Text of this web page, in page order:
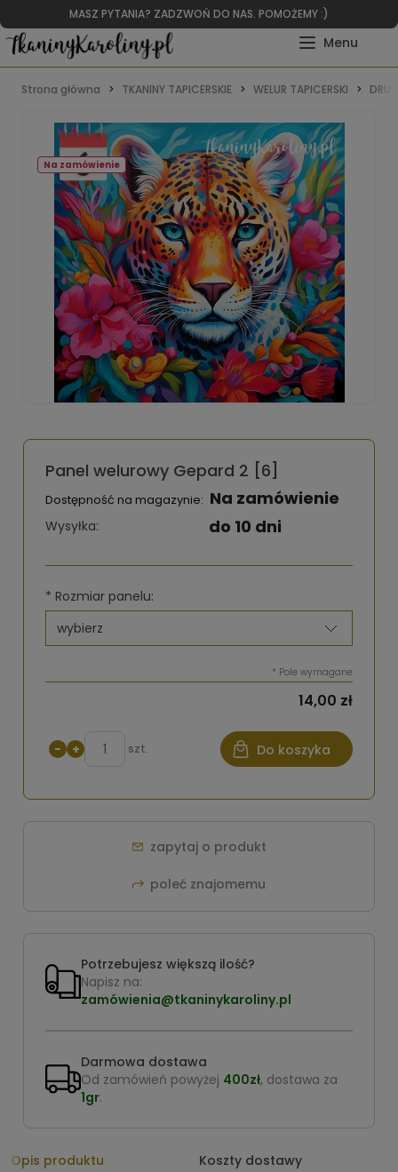
MASZ PYTANIA? ZADZWOŃ DO NAS. POMOŻEMY :)
Strona główna TKANINY TAPICERSKIE WELUR TAPICERSKI
Na zamówienie
Panel welurowy Gepard 2 [6]
Dostępność na magazynie: Na zamówienie
Wysyłka: do 10 dni
* Rozmiar panelu:
* Pole wymagane
14,00 zł
− + szt. Do koszyka
zapytaj o produkt
poleć znajomemu
Potrzebujesz większą ilość?
Napisz na:
zamówienia@tkaninykaroliny.pl
Darmowa dostawa
Od zamówień powyżej 400zł, dostawa za
1gr.
Opis produktu Koszty dostawy